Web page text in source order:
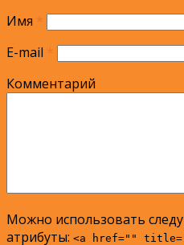
Имя *
E-mail *
Комментарий
Можно использовать
атрибуты: <a href=""